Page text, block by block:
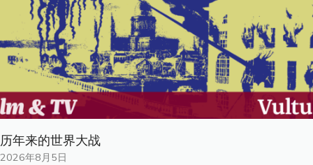
历年来的世界大战
2026年8月5日